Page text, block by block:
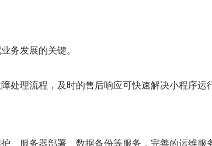
务发展的关键。
理流程，及时的售后响应可快速解决小程序运
服务器部署、数据备份等服务，完善的运维服